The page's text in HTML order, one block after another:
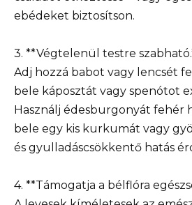
ebédeket biztosítson.
3. **Végtelenül testre
Adj hozzá babot vagy lencsét
bele káposztát vagy spenótot
Használj édesburgonyát fehér
bele egy kis kurkumát vagy
és gyulladáscsökkentő hatás
4. **Támogatja a bélflóra